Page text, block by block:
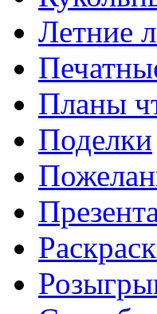
Летние
Планы
Поделки